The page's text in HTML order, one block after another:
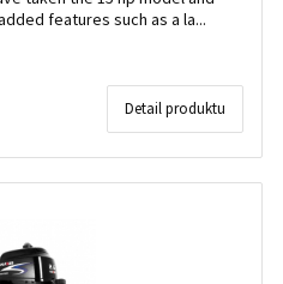
features such as a la...
Detail produktu